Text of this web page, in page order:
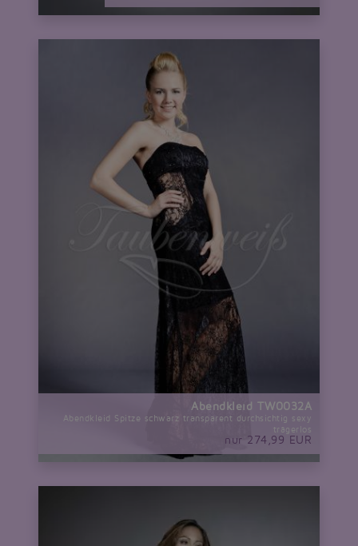
Abendkleid TW0032A
Abendkleid Spitze schwarz transparent durchsichtig sexy
trägerlos
nur 274,99 EUR